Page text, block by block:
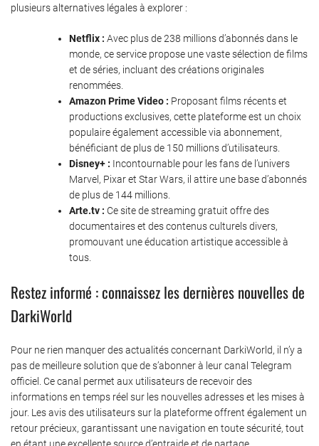
plusieurs alternatives légales à explorer :
Netflix : Avec plus de 238 millions d’abonnés dans le
monde, ce service propose une vaste sélection de films
et de séries, incluant des créations originales
renommées.
Amazon Prime Video : Proposant films récents et
productions exclusives, cette plateforme est un choix
populaire également accessible via abonnement,
bénéficiant de plus de 150 millions d’utilisateurs.
Disney+ : Incontournable pour les fans de l’univers
Marvel, Pixar et Star Wars, il attire une base d’abonnés
de plus de 144 millions.
Arte.tv : Ce site de streaming gratuit offre des
documentaires et des contenus culturels divers,
promouvant une éducation artistique accessible à
tous.
Restez informé : connaissez les dernières nouvelles de
DarkiWorld
Pour ne rien manquer des actualités concernant DarkiWorld, il n’y a
pas de meilleure solution que de s’abonner à leur canal Telegram
officiel. Ce canal permet aux utilisateurs de recevoir des
informations en temps réel sur les nouvelles adresses et les mises à
jour. Les avis des utilisateurs sur la plateforme offrent également un
retour précieux, garantissant une navigation en toute sécurité, tout